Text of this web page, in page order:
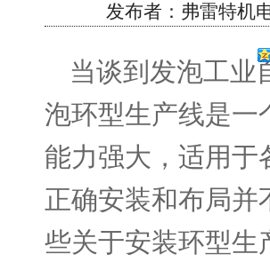
发布者：弗雷特机
当谈到发泡工业
泡环型生产线是一
能力强大，适用于
正确安装和布局并
些关于安装环型生